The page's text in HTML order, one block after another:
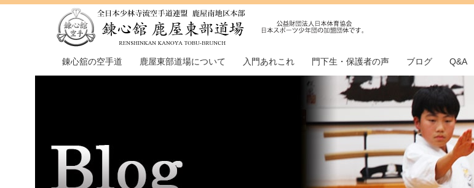
錬心舘の空手道 鹿屋東部道場について 入門あれこれ 門下生・保護者の声 ブログ Q&A